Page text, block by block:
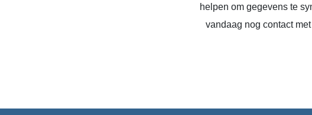
helpen om gegevens te
vandaag nog contact